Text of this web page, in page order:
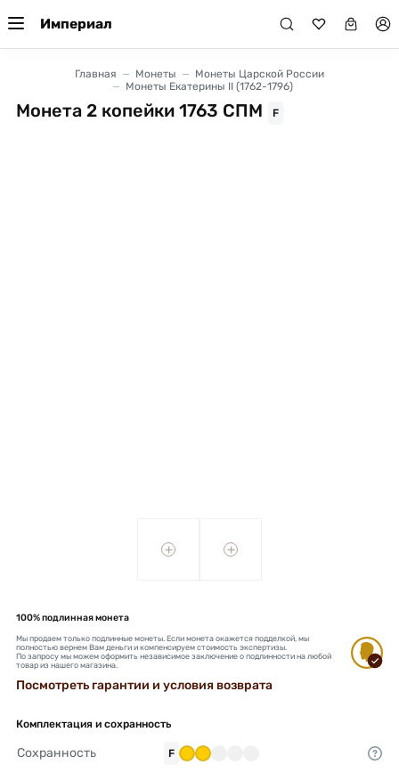
Империал
Главная Монеты
Монеты Царской России
Монеты Екатерины II (1762-1796)
Монета 2 копейки 1763 СПМ F
+ +
100% подлинная монета
Мы продаем только подлинные монеты. Если монета окажется подделкой, мы
полностью вернем Вам деньги и компенсируем стоимость экспертизы.
По запросу мы можем оформить независимое заключение о подлинности на любой
товар из нашего магазина.
Посмотреть гарантии и условия возврата
Комплектация и сохранность
Сохранность F